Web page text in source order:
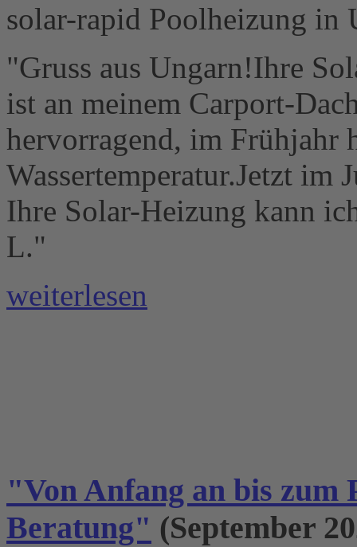
solar-rapid Poolheizung in
"Gruss aus Ungarn!Ihre
ist an meinem Carport-
hervorragend, im Frühjahr
Wassertemperatur.Jetzt im
Ihre Solar-Heizung kann
L."
weiterlesen
"Von Anfang an bis zum
Beratung" (September